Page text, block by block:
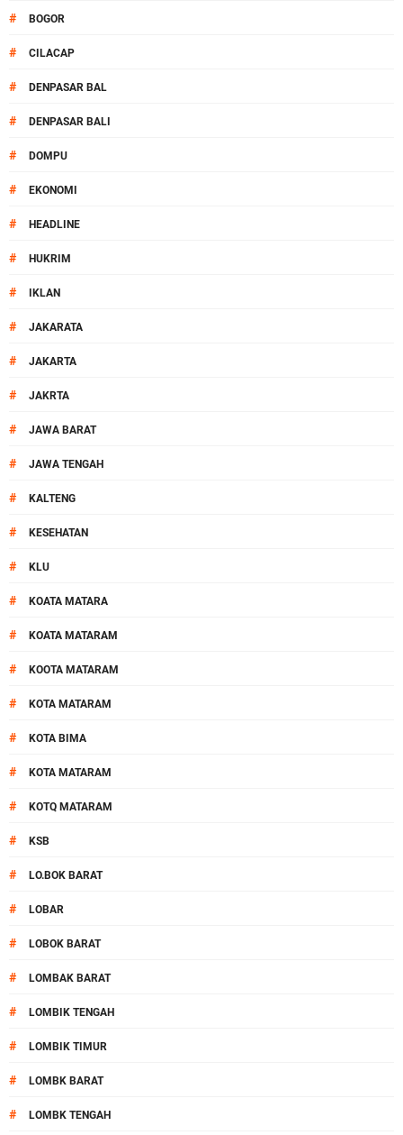
# BOGOR
# CILACAP
# DENPASAR BAL
# DENPASAR BALI
# DOMPU
# EKONOMI
# HEADLINE
# HUKRIM
# IKLAN
# JAKARATA
# JAKARTA
# JAKRTA
# JAWA BARAT
# JAWA TENGAH
# KALTENG
# KESEHATAN
# KLU
# KOATA MATARA
# KOATA MATARAM
# KOOTA MATARAM
# KOTA MATARAM
# KOTA BIMA
# KOTA MATARAM
# KOTQ MATARAM
# KSB
# LO.BOK BARAT
# LOBAR
# LOBOK BARAT
# LOMBAK BARAT
# LOMBIK TENGAH
# LOMBIK TIMUR
# LOMBK BARAT
# LOMBK TENGAH